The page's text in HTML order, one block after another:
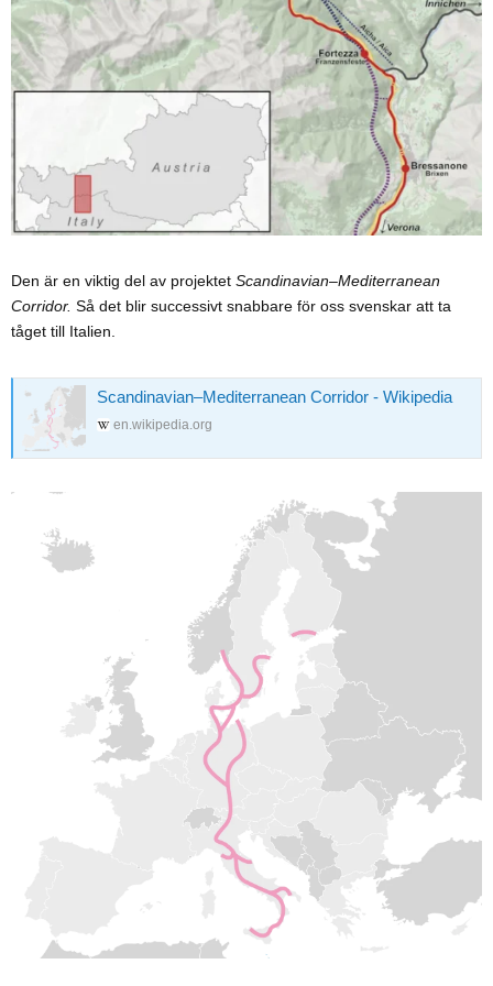
Den är en viktig del av projektet Scandinavian–Mediterranean
Corridor. Så det blir successivt snabbare för oss svenskar att ta
tåget till Italien.
Scandinavian–Mediterranean Corridor - Wikipedia
en.wikipedia.org